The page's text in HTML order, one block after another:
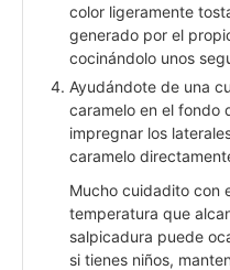
color ligeramente
generado por el
cocinándolo unos
Ayudándote de una
caramelo en el fondo
impregnar los
caramelo
Mucho cuidadito con
temperatura que
salpicadura puede
si tienes niños,